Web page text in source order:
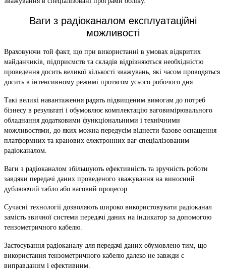
Ваги з радіоканалом експлуатаційні
можливості
Враховуючи той факт, що при використанні в умовах відкритих
майданчиків, підприємств та складів відрізняються необхідністю
проведення досить великої кількості зважувань, які часом проводяться
досить в інтенсивному режимі протягом усього робочого дня.
Такі великі навантаження радять підвищеним вимогам до потреб
бізнесу в результаті і обумовлює комплектацію ваговимірювального
обладнання додатковими функціональними і технічними
можливостями, до яких можна передусім віднести базове оснащення
платформних та кранових електронних ваг спеціалізованим
радіоканалом.
Ваги з радіоканалом збільшують ефективність та зручність роботи
завдяки передачі даних проведеного зважування на виносний
дублюючий табло або ваговий процесор.
Сучасні технології дозволяють широко використовувати радіоканал
замість звичної системи передачі даних на індикатор за допомогою
тензометричного кабелю.
Застосування радіоканалу для передачі даних обумовлено тим, що
використання тензометричного кабелю далеко не завжди є
виправданим і ефективним.